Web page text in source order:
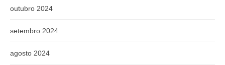
outubro 2024
setembro 2024
agosto 2024